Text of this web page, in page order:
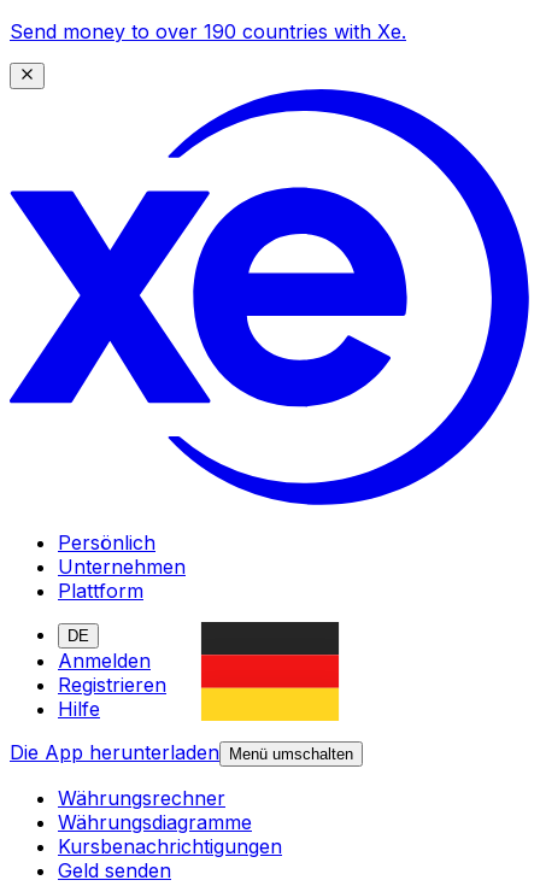
Send money to over 190 countries with Xe.
Persönlich
Unternehmen
Plattform
DE
Anmelden
Registrieren
Hilfe
Die App herunterladen
Menü umschalten
Währungsrechner
Währungsdiagramme
Kursbenachrichtigungen
Geld senden